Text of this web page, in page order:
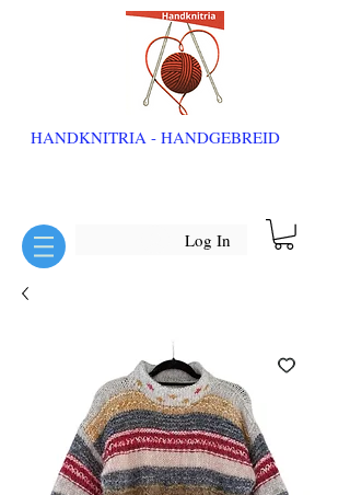
HANDKNITRIA - HANDGEBREID
Log In